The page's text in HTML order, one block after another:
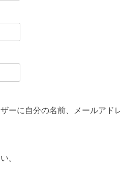
ーに自分の名前、メールアド
。